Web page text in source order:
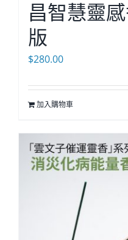
昌智慧靈
版
$280.00
加入購物車